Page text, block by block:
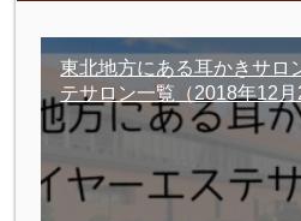
東北地方にある耳かきサロ
テサロン一覧 （2018年12